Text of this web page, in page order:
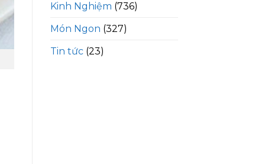
Kinh Nghiệm (736)
Món Ngon (327)
Tin tức(23)